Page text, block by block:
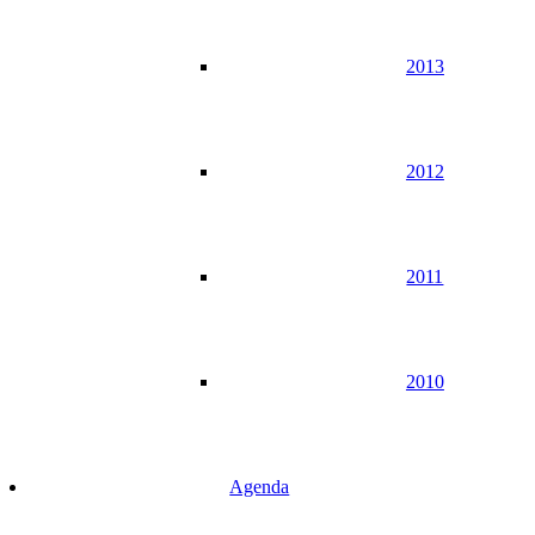
2013
2012
2011
2010
Agenda